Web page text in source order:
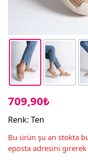
709,90₺
Renk: Ten
Bu ürün şu an stokta
eposta adresini